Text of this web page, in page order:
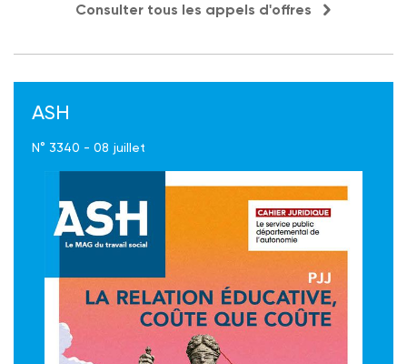
Consulter tous les appels d'offres
ASH
N° 3340 - 08 juillet